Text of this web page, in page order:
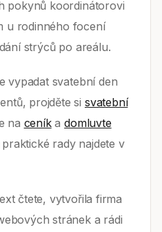
pokynů koordinátorovi
u rodinného focení
strýců po areálu.
vypadat svatební den
projděte si svatební
na ceníkadomluvte
rady najdete v
čtete, vytvořila firma
stránek a rádi